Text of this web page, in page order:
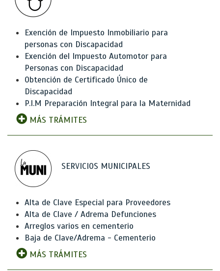
Exención de Impuesto Inmobiliario para
personas con Discapacidad
Exención del Impuesto Automotor para
Personas con Discapacidad
Obtención de Certificado Único de
Discapacidad
P.I.M Preparación Integral para la Maternidad
MÁS TRÁMITES
SERVICIOS MUNICIPALES
Alta de Clave Especial para Proveedores
Alta de Clave / Adrema Defunciones
Arreglos varios en cementerio
Baja de Clave/Adrema - Cementerio
MÁS TRÁMITES